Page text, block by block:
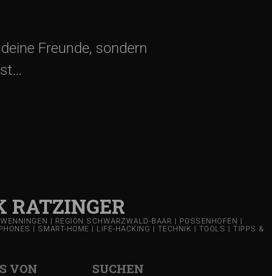
Freunde, sondern
RATZINGER
| REGION SCHWARZWALD-BAAR | POSSENHOFEN |
| SMART-HOME | LIFE-HACKING | TECHNIK | TOOLS | TIPPS &
VON
SUCHEN